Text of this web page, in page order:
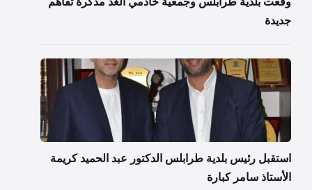
جديدة
استقبل رئيس بلدية طرابلس الدكتور عبد الحميد كريمة
الأستاذ سامر كبارة